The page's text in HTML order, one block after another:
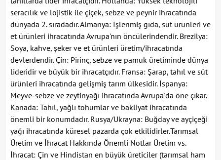
seracılık ve lojistik ile çiçek, sebze ve peynir ihracatında
dünyada 2. sıradadır. Almanya: İşlenmiş gıda, süt ürünleri ve
et ürünleri ihracatında Avrupa'nın öncülerindendir. Brezilya:
Soya, kahve, şeker ve et ürünleri üretim/ihracatında
devlerdendir. Çin: Pirinç, sebze ve pamuk üretiminde dünya
lideridir ve büyük bir ihracatçıdır. Fransa: Şarap, tahıl ve süt
ürünleri ihracatında gelişmiş tarım ülkesidir. İspanya:
Meyve-sebze ve zeytinyağı ihracatında Avrupa'da öne çıkar.
Kanada: Tahıl, yağlı tohumlar ve bakliyat ihracatında
önemli bir konumdadır. Rusya/Ukrayna: Buğday ve ayçiçeği
yağı ihracatında küresel pazarda çok etkilidirler.Tarımsal
Üretim ve İhracat Hakkında Önemli Notlar Üretim vs.
İhracat: Çin ve Hindistan en büyük üreticiler (tarımsal ham